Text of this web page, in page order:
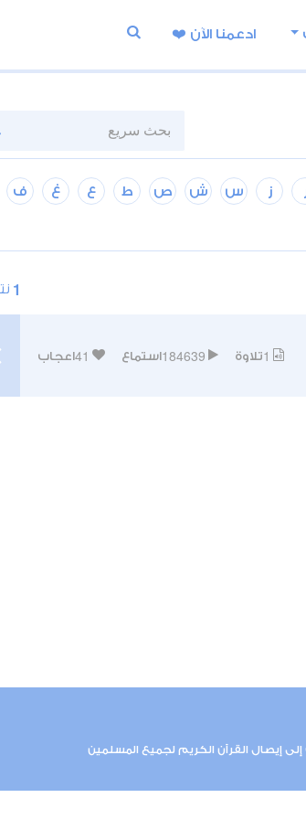
ادعمنا اﻵن ❤️
ز س ش ص ط ع غ
ف
1
1تلاوة 184639استماع 41اعجاب
إيصال القرآن الكريم لجميع المسلمين